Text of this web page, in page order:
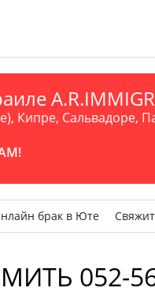
Кипре, Сальвадоре,
брак в Юте
052-